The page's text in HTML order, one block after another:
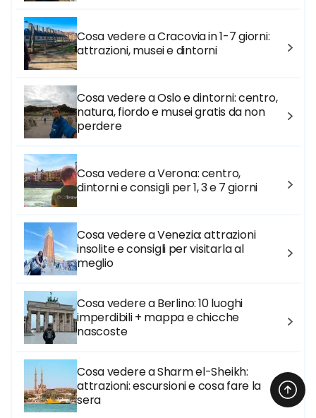
Cosa vedere a Cracovia in 1-7 giorni:
attrazioni, musei e dintorni
Cosa vedere a Oslo e dintorni: centro,
natura, fiordo e musei gratis da non
perdere
Cosa vedere a Verona: centro,
dintorni e consigli per 1, 3 e 7 giorni
Cosa vedere a Venezia: attrazioni
insolite e consigli per visitarla al
meglio
Cosa vedere a Berlino: 10 luoghi
imperdibili + mappa e chicche
nascoste
Cosa vedere a Sharm el-Sheikh:
attrazioni: escursioni e cosa fare la
sera